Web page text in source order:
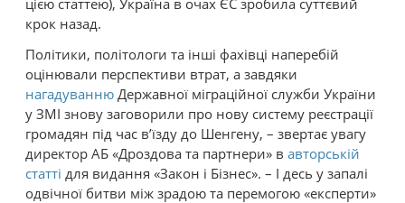
цією статтею), Україна в очах ЄС зробила суттєвий
крок назад.
Політики, політологи та інші фахівці наперебій
оцінювали перспективи втрат, а завдяки
нагадуванню Державної міграційної служби України
у ЗМІ знову заговорили про нову систему реєстрації
громадян під час в’їзду до Шенгену, – звертає увагу
директор АБ «Дроздова та партнери» в авторській
статті для видання «Закон і Бізнес». – І десь у запалі
одвічної битви між зрадою та перемогою «експерти»